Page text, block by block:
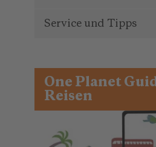
Service und Tipps
One Planet
Reisen